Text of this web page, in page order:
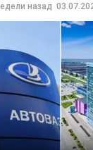
назад